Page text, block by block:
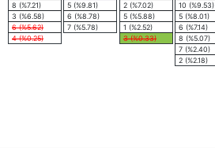
8 (%7.21)
3 (%6.58)
6 (%5.62)
4 (%0.25)
5 (%9.81)
6 (%8.78)
7 (%5.78)
2 (%7.02)
5 (%5.88)
1 (%2.52)
3 (%0.33)
10 (%9.53)
5 (%8.01)
6 (%7.14)
8 (%5.07)
7 (%2.40)
2 (%2.18)